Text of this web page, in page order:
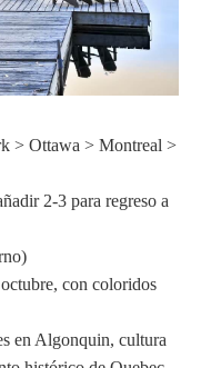
> Ottawa > Montreal >
2-3 para regreso a
con coloridos
en Algonquin, cultura